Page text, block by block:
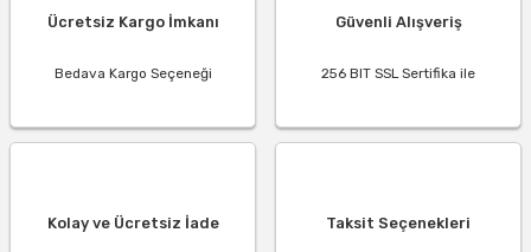
Ücretsiz Kargo İmkanı
Bedava Kargo Seçeneği
Güvenli Alışveriş
256 BIT SSL Sertifika ile
Kolay ve Ücretsiz İade Taksit Seçenekleri